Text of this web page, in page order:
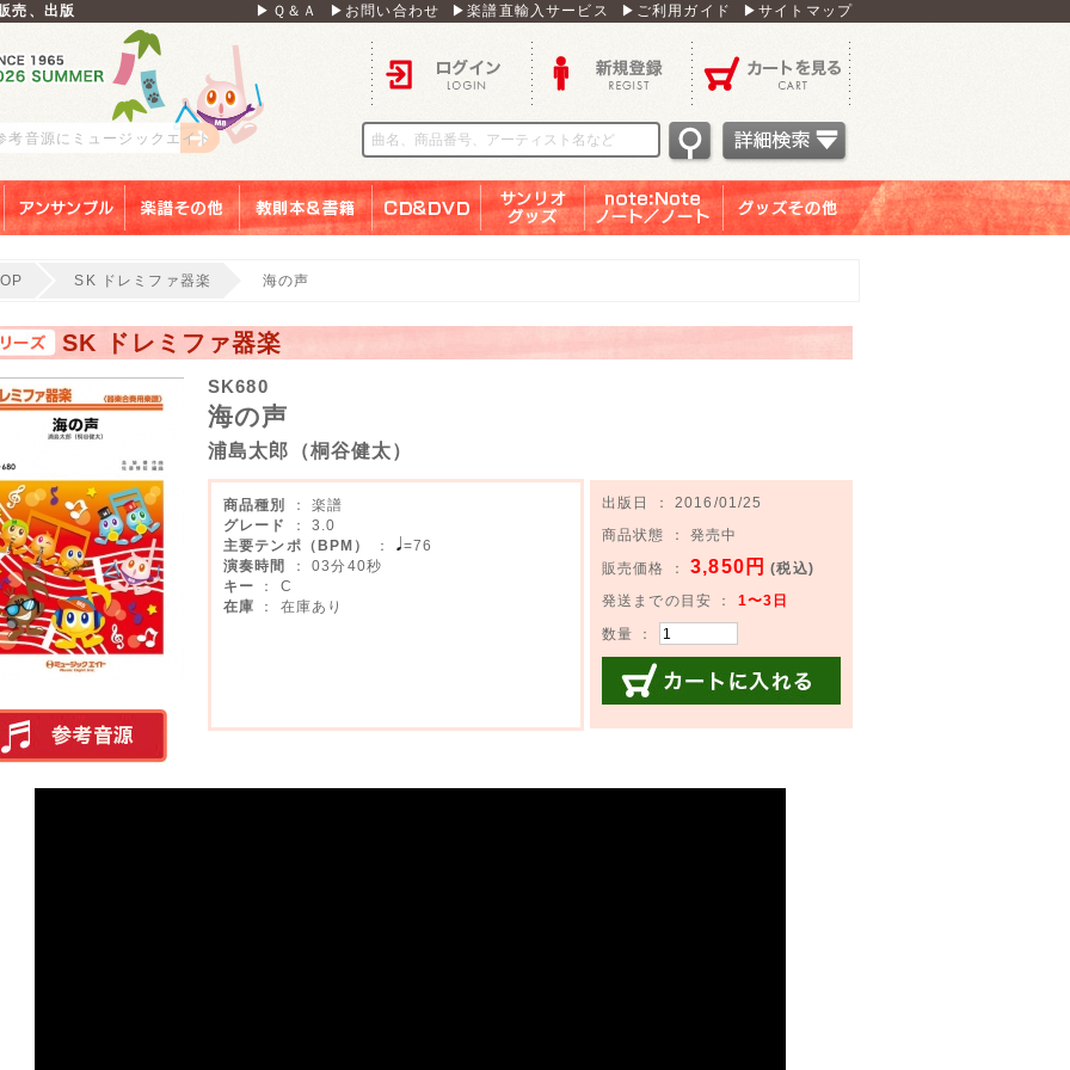
売、出版 ▶Ｑ＆Ａ ▶お問い合わせ ▶楽譜直輸入サービス ▶ご利用ガイド ▶サイトマップ
考音源にミュージックエイト
SK ドレミファ器楽 海の声
SK ドレミファ器楽
SK680
海の声
浦島太郎（桐谷健太）
商品種別
： 楽譜
グレード
： 3.0
主要テンポ（BPM）
：
=76
演奏時間
： 03分40秒
キー
： C
在庫
： 在庫あり
出版日 ： 2016/01/25
商品状態 ： 発売中
販売価格 ：3,850円 (税込)
発送までの目安 ： 1〜3日
数量 ：